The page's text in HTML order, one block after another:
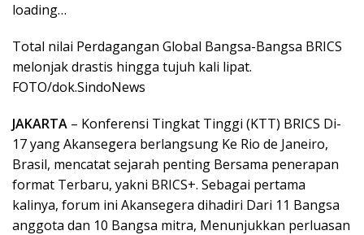
loading…
Total nilai Perdagangan Global Bangsa-Bangsa BRICS
melonjak drastis hingga tujuh kali lipat.
FOTO/dok.SindoNews
JAKARTA – Konferensi Tingkat Tinggi (KTT) BRICS Di-
17 yang Akansegera berlangsung Ke Rio de Janeiro,
Brasil, mencatat sejarah penting Bersama penerapan
format Terbaru, yakni BRICS+. Sebagai pertama
kalinya, forum ini Akansegera dihadiri Dari 11 Bangsa
anggota dan 10 Bangsa mitra, Menunjukkan perluasan